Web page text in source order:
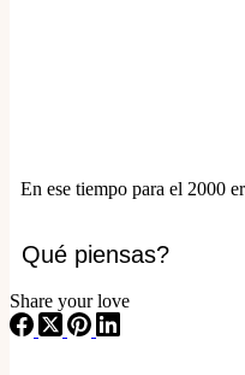
En ese tiempo para el 2000
Qué piensas?
Share your love